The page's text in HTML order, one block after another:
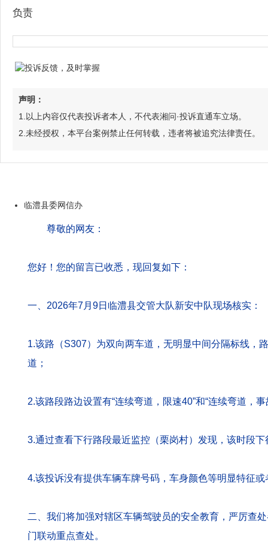
负责
声明：
1.以上内容仅代表投诉者本人，不代表湘问·投诉直通车立场。
2.未经授权，本平台案例禁止任何转载，违者将被追究法律责任。
临澧县委网信办
尊敬的网友：
您好！您的留言已收悉，现回复如下：
一、2026年7月9日临澧县交管大队新安中队现场核实：
1.该路（S307）为双向两车道，无明显中间分隔标线，
道；
2.该路段路边设置有“连续弯道，限速40”和“连续弯道，
3.通过查看下行路段最近监控（栗岗村）发现，该时段
4.该投诉没有提供车辆车牌号码，车身颜色等明显特征
二、我们将加强对辖区车辆驾驶员的安全教育，严厉查
门联动重点查处。